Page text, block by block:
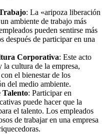
: La «aripoza liberación
ambiente de trabajo más
pueden sentirse más
después de participar en una
Corporativa: Este acto
cultura de la empresa,
el bienestar de los
del medio ambiente.
Talento: Participar en
puede hacer que la
el talento. Los empleados
de trabajar en una empresa